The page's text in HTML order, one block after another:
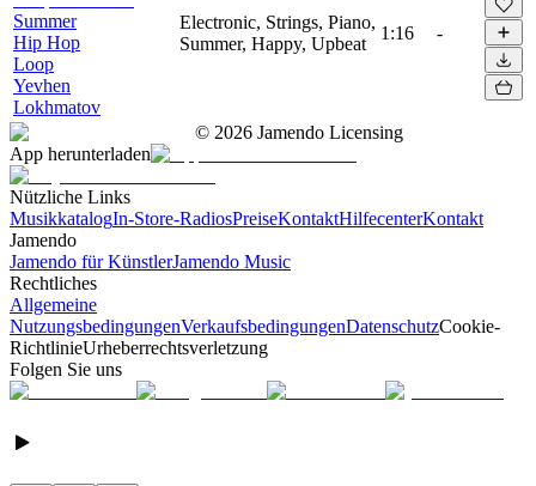
Summer
Hip Hop
Loop
Yevhen
Lokhmatov
Electronic, Strings, Piano,
Summer, Happy, Upbeat
1:16 -
© 2026 Jamendo Licensing
App herunterladen
Nützliche Links
MusikkatalogIn-Store-RadiosPreiseKontaktHilfecenterKontakt
Jamendo
Jamendo für KünstlerJamendo Music
Rechtliches
Allgemeine
NutzungsbedingungenVerkaufsbedingungenDatenschutzCookie-
RichtlinieUrheberrechtsverletzung
Folgen Sie uns